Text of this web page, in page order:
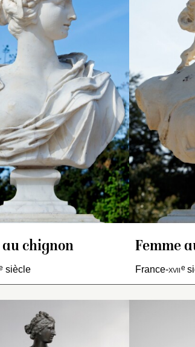
de 1707 : « Une
de marbre
une Pallas
un casque en teste,
droit élevé, dont elle
un bout de bâton, et,
gauche baissé, un
La teste, les deux
les mains, avec ce qui
des jambes, les pieds
tronc d’arbre sont de
blanc et, toute sa
de marbre vert.
figure a, de hauteur,
pieds six pouces. Il y
morceau au col de
inconnue.
au plus tard en
1808 à Rambouillet
au chignon
siècle
en
qui
Femme
France-xviie
Buste
jeune
droite.
longs et
une
l’épaule
l’épaule et
découverts.